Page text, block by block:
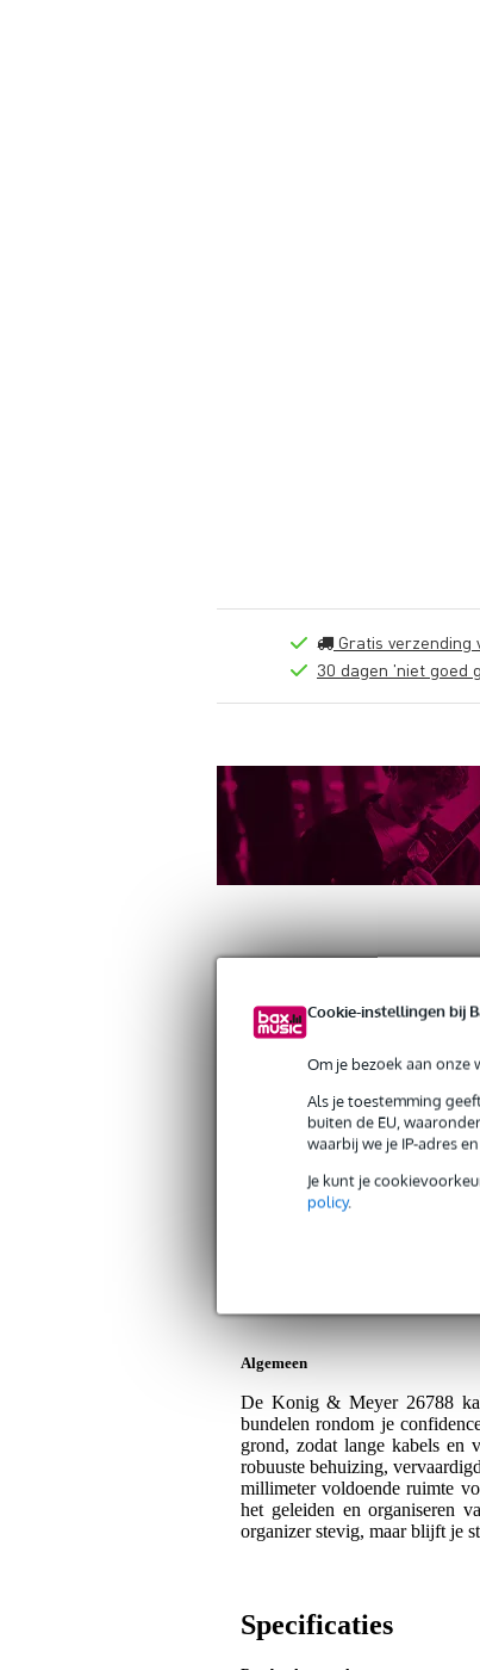
Cookie-instellingen bij
Om je bezoek aan
Als je toestemming
buiten de EU,
waarbij we je IP-adres
Je kunt je
policy.
Gratis verzending
30 dagen 'niet goed
Productinformatie Reviews(0)
Konig & Meyer 26788 Cable
Servicebelofte
Op dit product krijg je 5 jaar Bax
Algemeen
De Konig & Meyer 26788
bundelen rondom je
grond, zodat lange kabels en
robuuste behuizing,
millimeter voldoende ruimte
het geleiden en organiseren
organizer stevig, maar blijft je
Specificaties